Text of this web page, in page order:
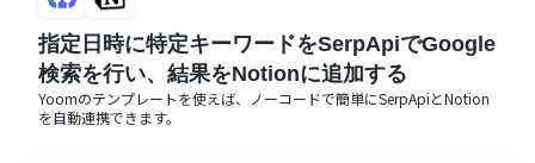
指定日時に特定キーワードをSerpApiでGoogle
検索を行い、結果をNotionに追加する
Yoomのテンプレートを使えば、ノーコードで簡単にSerpApiとNotion
を自動連携できます。